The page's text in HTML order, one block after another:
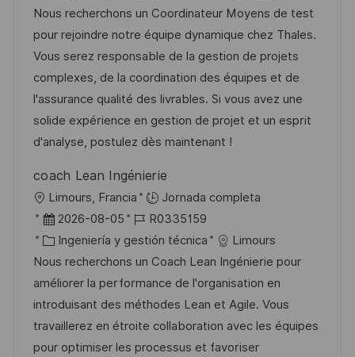
c
a
c
i
ó
n
c
h
a
d
e
p
u
l
i
c
a
c
i
ó
n
d
e
e
m
p
e
a
t
e
g
o
r
í
Nous recherchons un Coordinateur Moyens de test
pour rejoindre notre équipe dynamique chez Thales.
Vous serez responsable de la gestion de projets
complexes, de la coordination des équipes et de
l'assurance qualité des livrables. Si vous avez une
solide expérience en gestion de projet et un esprit
d'analyse, postulez dès maintenant !
coach Lean Ingénierie
U
b
c
a
c
i
ó
Limours, Francia
Jornada completa
F
e
c
h
a
d
e
2026-08-05
I
D
d
e
e
m
p
R0335159
C
a
t
e
g
o
Ingeniería y gestión técnica
Limours
Nous recherchons un Coach Lean Ingénierie pour
améliorer la performance de l'organisation en
introduisant des méthodes Lean et Agile. Vous
travaillerez en étroite collaboration avec les équipes
pour optimiser les processus et favoriser